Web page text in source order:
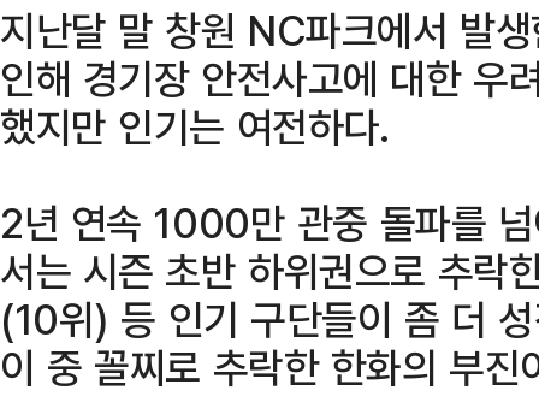
지난달 말 창원 NC파크에서 발
인해 경기장 안전사고에 대한 우
했지만 인기는 여전하다.
2년 연속 1000만 관중 돌파를
서는 시즌 초반 하위권으로 추락
(10위) 등 인기 구단들이 좀 더
이 중 꼴찌로 추락한 한화의 부진